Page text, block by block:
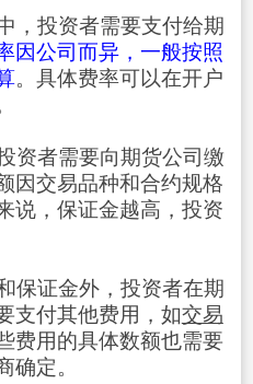
，投资者需要支付给期
因公司而异，一般按照
。具体费率可以在开户
资者需要向期货公司缴
因交易品种和合约规格
说，保证金越高，投资
保证金外，投资者在期
支付其他费用，如交易
费用的具体数额也需要
确定。